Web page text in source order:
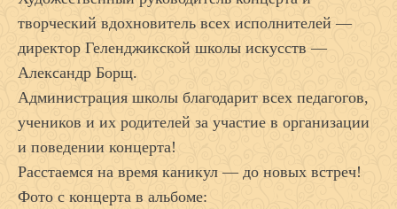
творческий вдохновитель всех исполнителей —
директор Геленджикской школы искусств —
Александр Борщ.
Администрация школы благодарит всех педагогов,
учеников и их родителей за участие в организации
и поведении концерта!
Расстаемся на время каникул — до новых встреч!
Фото с концерта в альбоме: